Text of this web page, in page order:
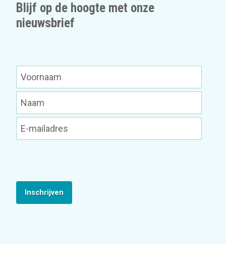
Blijf op de hoogte met onze
nieuwsbrief
Inschrijven